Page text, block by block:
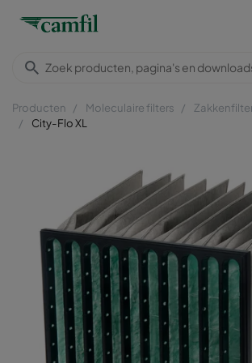
Producten Moleculaire filters
City-Flo XL